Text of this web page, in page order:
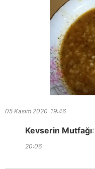
05 Kasım 2020 19:46
Kevserin Mutfağı:
20:06